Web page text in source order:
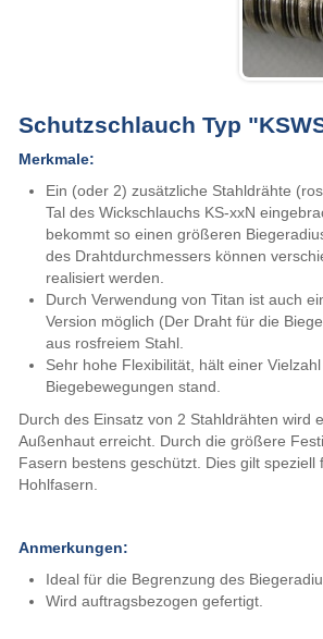
Schutzschlauch Typ
Merkmale:
Ein (oder 2) zusätzliche Stahldrähte
Tal des Wickschlauchs KS-xxN
bekommt so einen größeren
des Drahtdurchmessers können
realisiert werden.
Durch Verwendung von Titan ist auch
Version möglich (Der Draht für die
aus rosfreiem Stahl.
Sehr hohe Flexibilität, hält einer
Biegebewegungen stand.
Durch des Einsatz von 2 Stahldrähten wird
Außenhaut erreicht. Durch die größere
Fasern bestens geschützt. Dies gilt speziell
Hohlfasern.
Anmerkungen:
Ideal für die Begrenzung des
Wird auftragsbezogen gefertigt.